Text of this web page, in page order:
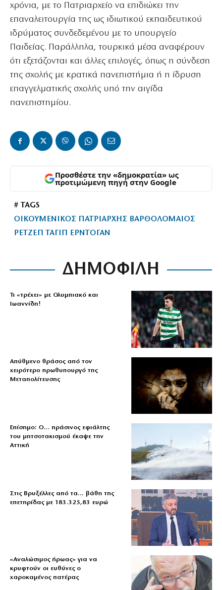
χρόνια, με το Πατριαρχείο να επιδιώκει την
επαναλειτουργία της ως ιδιωτικού εκπαιδευτικού
ιδρύματος συνδεδεμένου με το υπουργείο
Παιδείας. Παράλληλα, τουρκικά μέσα αναφέρουν
ότι εξετάζονται και άλλες επιλογές, όπως η σύνδεση
της σχολής με κρατικά πανεπιστήμια ή η ίδρυση
επαγγελματικής σχολής υπό την αιγίδα
πανεπιστημίου.
Προσθέστε την «δημοκρατία» ως
προτιμώμενη πηγή στην Google
# TAGS
ΟΙΚΟΥΜΕΝΙΚΟΣ ΠΑΤΡΙΑΡΧΗΣ ΒΑΡΘΟΛΟΜΑΙΟΣ
ΡΕΤΖΕΠ ΤΑΓΙΠ ΕΡΝΤΟΓΑΝ
ΔΗΜΟΦΙΛΗ
Τι «τρέχει» με Ολυμπιακό και
Ιωαννίδη!
Απύθμενο θράσος από τον
χειρότερο πρωθυπουργό της
Μεταπολίτευσης
Επίσημο: Ο… πράσινος εφιάλτης
του μητσοτακισμού έκαψε την
Αττική
Στις Βρυξέλλες από τα… βάθη της
επετηρίδας με 183.325,83 ευρώ
«Aναλώσιμος ήρωας» για να
κρυφτούν οι ευθύνες ο
χαροκαμένος πατέρας